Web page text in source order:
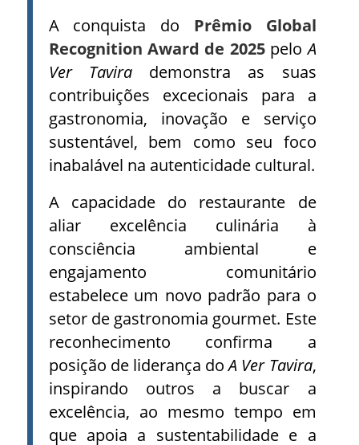
A conquista do Prêmio Global
Recognition Award de 2025peloA
Ver Tavirademonstra as suas
contribuições excecionais para a
gastronomia, inovação e serviço
sustentável, bem como seu foco
inabalável na autenticidade cultural.
A capacidade do restaurante de
aliar excelência culinária à
consciência ambiental e
engajamento comunitário
estabelece um novo padrão para o
setor de gastronomia gourmet. Este
reconhecimento confirma a
posição de liderança doA Ver Tavira,
inspirando outros a buscar a
excelência, ao mesmo tempo em
que apoia a sustentabilidade e a